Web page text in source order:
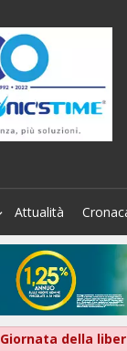
Attualità
Giornata della